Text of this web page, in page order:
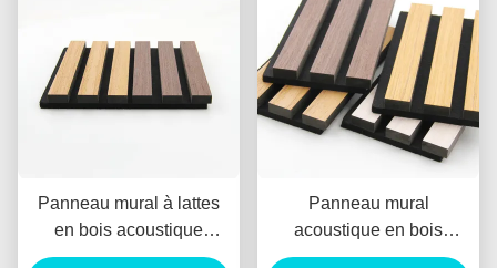
Panneau mural à lattes
en bois acoustique
1220x2440mm MDF noir
Panneau mural
acoustique en bois
personnalisé